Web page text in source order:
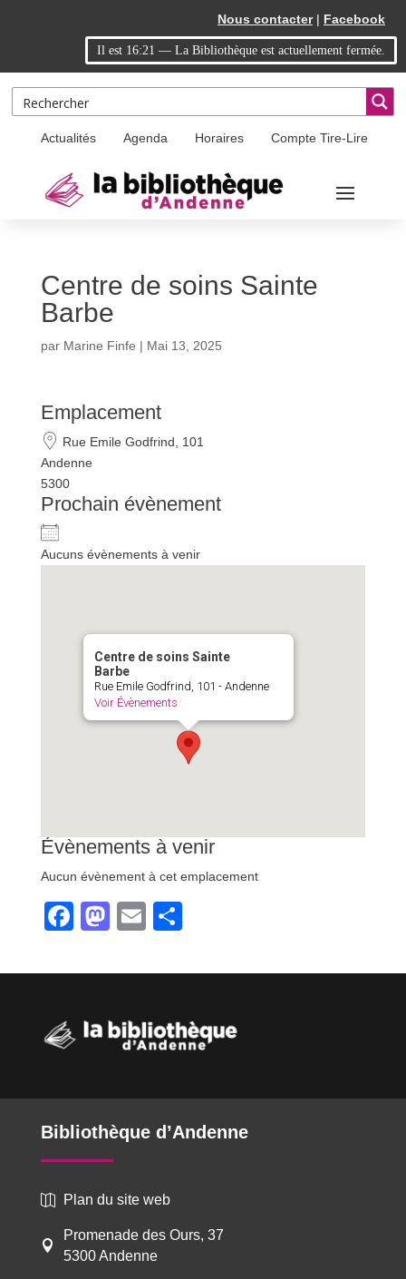
navigation
Nous contacter| Facebook
Il est 16:21 — La Bibliothèque est actuellement fermée.
Actualités Agenda Horaires Compte Tire-Lire
Centre de soins Sainte
Barbe
par Marine Finfe | Mai 13, 2025
Emplacement
Rue Emile Godfrind, 101
Andenne
5300
Prochain évènement
Aucuns évènements à venir
Centre de soins Sainte
Barbe
Rue Emile Godfrind, 101 - Andenne
Voir Évènements
Évènements à venir
Aucun évènement à cet emplacement
F
c
b
o
k
M
st
d
o
n
E
ail ta
er
Bibliothèque d’Andenne
 Plan du site web

Promenade des Ours, 37
5300 Andenne